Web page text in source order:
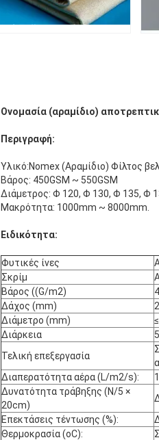
Ονομασία (αραμίδιο)
Περιγραφή:
Υλικό:Nomex (Αραμίδιο) Φίλτος
Βάρος: 450GSM ~ 550GSM
Διάμετρος: Φ 120, Φ 130, Φ 135, Φ
Μακρότητα: 1000mm ~ 8000mm.
Ειδικότητα:
Φυτικές ίνες
Σκρίμ
Βάρος ((G/m2)
Δάχος (mm)
Διάμετρο (mm)
Διάρκεια
Τελική επεξεργασία
Διαπερατότητα αέρα (L/m2/s):
Δυνατότητα τράβηξης (N/5 ×
20cm)
Επεκτάσεις τέντωσης (%):
Θερμοκρασία (oC):